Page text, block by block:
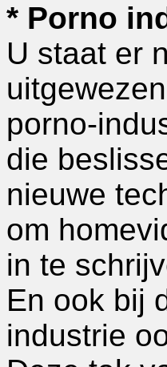
* Porno
U staat er
porno-
die
nieuwe
om
in te
En ook bij
industrie